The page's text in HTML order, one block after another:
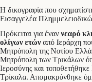
Η δικογραφία που
Εισαγγελέα
Πρόκειται για έναν νεαρό
ολίγων ετών από Ιεράρχη
Μητρόπολη της Νοτίου
Μητρόπολη των Τρικάλων
Ιεροσύνης και
Τρίκαλα. Απομακρύνθηκε